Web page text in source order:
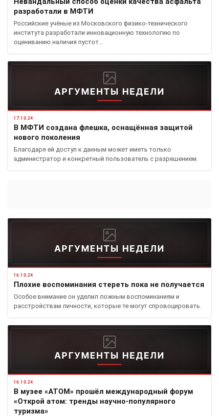
разработали в МФТИ
Российские учёные из Московского физико-технического
института разработали инновационную технологию по
оцениванию наличия пустот…
АРГУМЕНТЫ НЕДЕЛИ
17.10.24
В МФТИ создана флешка, оснащённая защитой
нового поколения
Благодаря ей доступ к данным может иметь только
администратор и конкретный пользователь с разрешением.
АРГУМЕНТЫ НЕДЕЛИ
16.10.24
Плохие воспоминания стереть пока не получается
Особое внимание он уделил ложным воспоминаниям и
расстройствам личности, которые те могут спровоцировать.
АРГУМЕНТЫ НЕДЕЛИ
16.10.24
В музее «АТОМ» прошёл международный форум
«Открой атом: тренды научно-популярного
туризма»